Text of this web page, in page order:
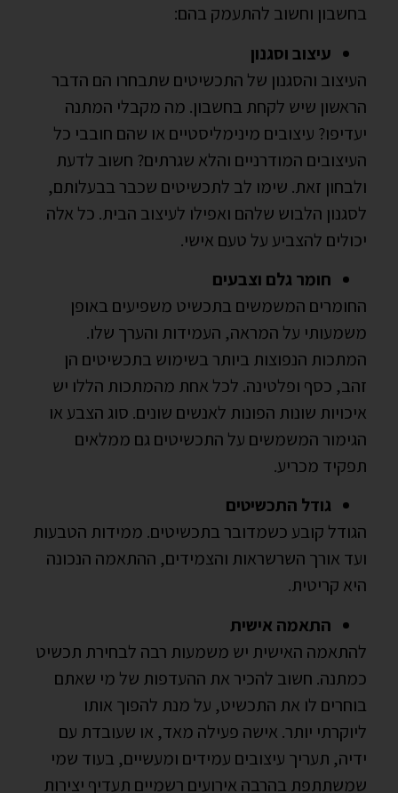
בחשבון וחשוב להתעמק בהם:
עיצוב וסגנון
העיצוב והסגנון של התכשיטים שתבחרו הם הדבר
הראשון שיש לקחת בחשבון. מה מקבלי המתנה
יעדיפו? עיצובים מינימליסטיים או שהם חובבי כל
העיצובים המודרניים והלא שגרתים? חשוב לדעת
ולבחון זאת. שימו לב לתכשיטים שכבר בבעלותם,
לסגנון הלבוש שלהם ואפילו לעיצוב הבית. כל אלה
יכולים להצביע על טעם אישי.
חומר גלם וצבעים
החומרים המשמשים בתכשיט משפיעים באופן
משמעותי על המראה, העמידות והערך שלו.
המתכות הנפוצות ביותר בשימוש בתכשיטים הן
זהב, כסף ופלטינה. לכל אחת מהמתכות הללו יש
איכויות שונות הפונות לאנשים שונים. סוג הצבע או
הגימור המשמשים על התכשיטים גם ממלאים
תפקיד מכריע.
גודל התכשיטים
הגודל קובע כשמדובר בתכשיטים. ממידות הטבעות
ועד אורך השרשראות והצמידים, ההתאמה הנכונה
היא קריטית.
התאמה אישית
להתאמה האישית יש משמעות רבה לבחירת תכשיט
כמתנה. חשוב להכיר את ההעדפות של מי שאתם
בוחרים לו את התכשיט, על מנת להפוך אותו
ליוקרתי יותר. אישה פעילה מאד, או שעובדת עם
ידיה, תעריך עיצובים עמידים ומעשיים, בעוד שמי
שמשתתפת בהרבה אירועים רשמיים תעדיף יצירות